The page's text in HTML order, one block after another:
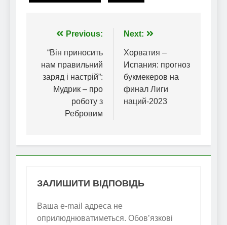
Навігація
записів
Previous:
“Він приносить
нам правильний
заряд і настрій”:
Мудрик – про
роботу з
Ребровим
Next:
Хорватия –
Испания: прогноз
букмекеров на
финал Лиги
наций-2023
ЗАЛИШИТИ ВІДПОВІДЬ
Ваша e-mail адреса не
оприлюднюватиметься. Обов’язкові